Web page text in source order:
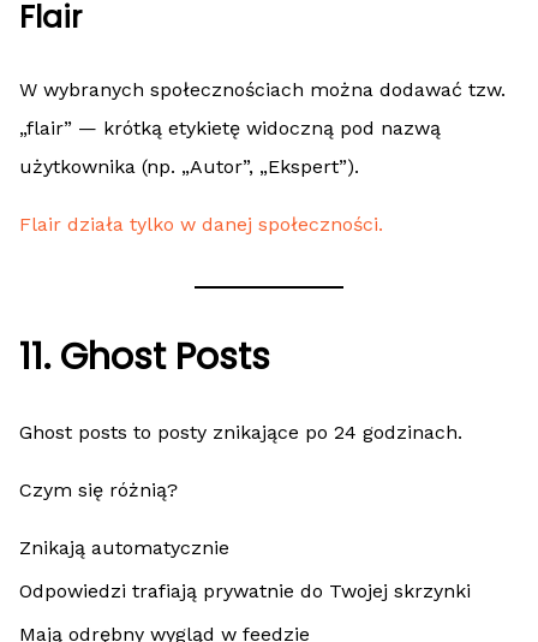
Flair
W wybranych społecznościach można dodawać tzw.
„flair” — krótką etykietę widoczną pod nazwą
użytkownika (np. „Autor”, „Ekspert”).
Flair działa tylko w danej społeczności.
11. Ghost Posts
Ghost posts to posty znikające po 24 godzinach.
Czym się różnią?
Znikają automatycznie
Odpowiedzi trafiają prywatnie do Twojej skrzynki
Mają odrębny wygląd w feedzie